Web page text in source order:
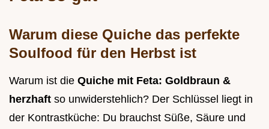
Warum diese Quiche das perfekte
Soulfood für den Herbst ist
Warum ist die Quiche mit Feta: Goldbraun &
herzhaft so unwiderstehlich? Der Schlüssel liegt in
der Kontrastküche: Du brauchst Süße, Säure und